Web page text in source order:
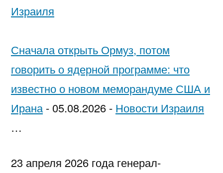
Израиля
Сначала открыть Ормуз, потом
говорить о ядерной программе: что
известно о новом меморандуме США и
Ирана - 05.08.2026 - Новости Израиля
…
23 апреля 2026 года генерал-